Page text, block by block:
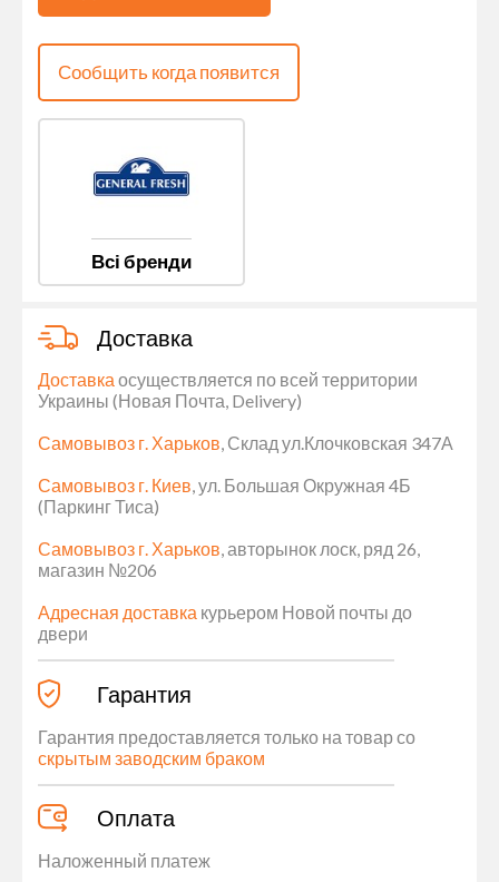
Сообщить когда появится
Всі бренди
Доставка
Доставка осуществляется по всей территории
Украины (Новая Почта, Delivery)
Самовывоз г. Харьков, Склад ул.Клочковская 347А
Самовывоз г. Киев, ул. Большая Окружная 4Б
(Паркинг Тиса)
Самовывоз г. Харьков, авторынок лоск, ряд 26,
магазин №206
Адресная доставка курьером Новой почты до
двери
Гарантия
Гарантия предоставляется только на товар со
скрытым заводским браком
Оплата
Наложенный платеж